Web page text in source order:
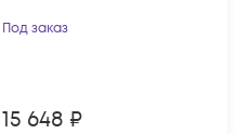
Под заказ
15 648 ₽